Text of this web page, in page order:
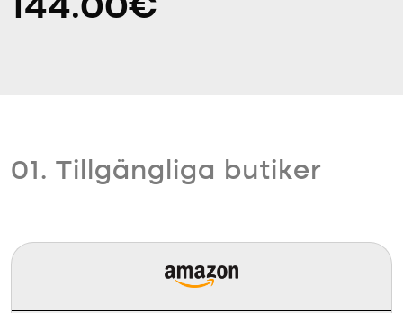
144.00€
01. Tillgängliga butiker